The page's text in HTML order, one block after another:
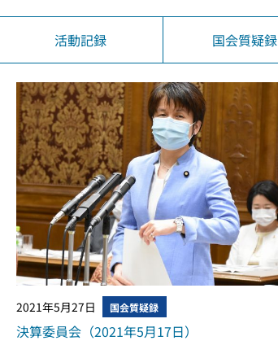
活動記録 国会質疑録
2021年5月27日 国会質疑録
決算委員会（2021年5月17日）